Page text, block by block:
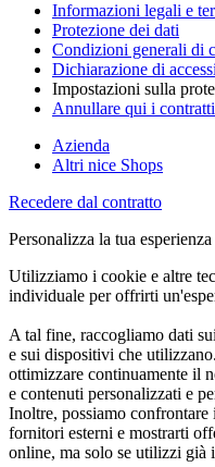
Informazioni legali e
Protezione dei dati
Condizioni generali di
Dichiarazione di
Impostazioni sulla
Annullare qui i
Azienda
Altri nice Shops
Recedere dal contratto
Personalizza la tua
Utilizziamo i cookie e altre
individuale per offrirti
A tal fine, raccogliamo dati
e sui dispositivi che
ottimizzare continuamente il
e contenuti personalizzati e
Inoltre, possiamo
fornitori esterni e mostrarti
online, ma solo se utilizzi già